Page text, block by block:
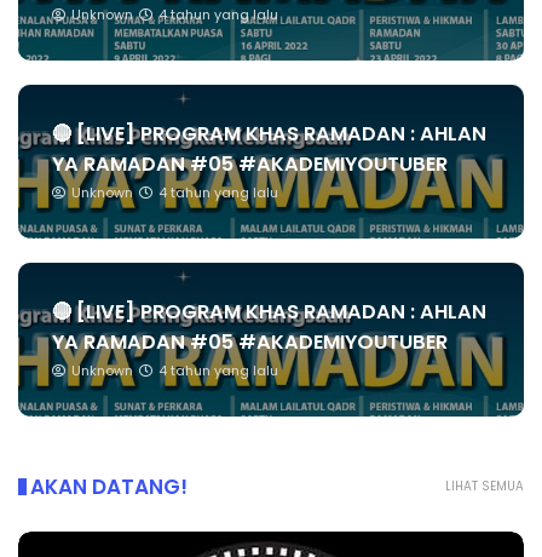
Unknown 4 tahun yang lalu
🔴 [LIVE] PROGRAM KHAS RAMADAN : AHLAN
YA RAMADAN #05 #AKADEMIYOUTUBER
Unknown 4 tahun yang lalu
🔴 [LIVE] PROGRAM KHAS RAMADAN : AHLAN
YA RAMADAN #05 #AKADEMIYOUTUBER
Unknown 4 tahun yang lalu
LIHAT SEMUA
AKAN DATANG!